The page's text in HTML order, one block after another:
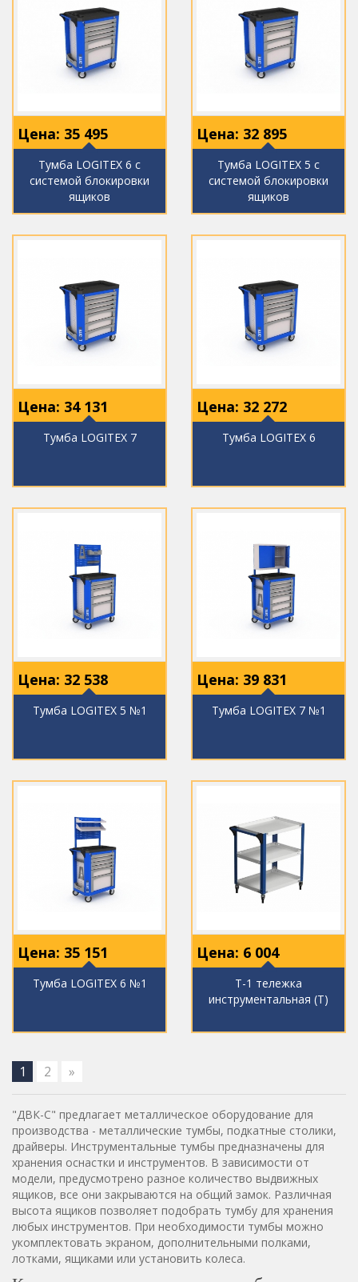
Цена: 35 495
Тумба LOGITEX 6 с
системой блокировки
ящиков
Цена: 32 895
Тумба LOGITEX 5 с
системой блокировки
ящиков
Цена: 34 131
Тумба LOGITEX 7
Цена: 32 272
Тумба LOGITEX 6
Цена: 32 538
Тумба LOGITEX 5 №1
Цена: 39 831
Тумба LOGITEX 7 №1
Цена: 35 151
Тумба LOGITEX 6 №1
Цена: 6 004
Т-1 тележка
инструментальная (Т)
1 2 »
"ДВК-С" предлагает металлическое оборудование для
производства - металлические тумбы, подкатные столики,
драйверы. Инструментальные тумбы предназначены для
хранения оснастки и инструментов. В зависимости от
модели, предусмотрено разное количество выдвижных
ящиков, все они закрываются на общий замок. Различная
высота ящиков позволяет подобрать тумбу для хранения
любых инструментов. При необходимости тумбы можно
укомплектовать экраном, дополнительными полками,
лотками, ящиками или установить колеса.